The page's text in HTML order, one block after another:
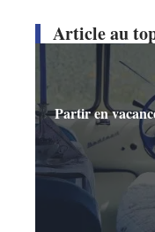
Article au
Partir en